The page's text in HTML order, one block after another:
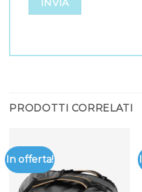
PRODOTTI CORRELATI
In offerta!